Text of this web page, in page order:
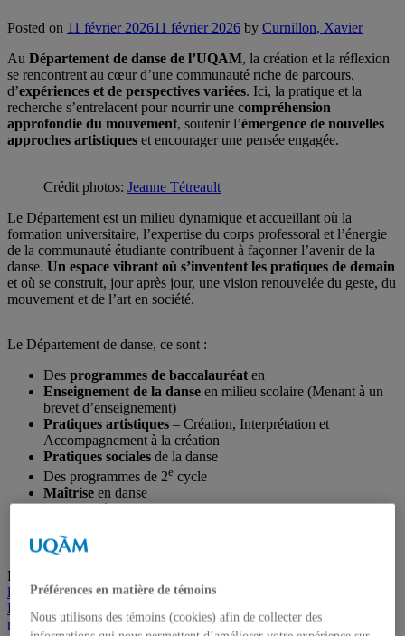
Posted on 11 février 202611 février 2026 by Curnillon, Xavier
Au Département de danse de l’UQAM, la création et la réflexion
se rencontrent au cœur d’une communauté riche de parcours,
d’expériences et de perspectives variées. Ici, la pratique et la
recherche s’entrelacent pour nourrir une compréhension
approfondie du mouvement, soutenir l’émergence de nouvelles
approches artistiques et encourager une pensée engagée.
Crédit photos: Jeanne Tétreault
Le Département est un milieu dynamique et accueillant où la
formation universitaire, l’expertise du corps professoral et l’énergie
de la communauté étudiante contribuent à façonner l’avenir de la
danse. Un espace vibrant où s’inventent les pratiques de demain
et où se construit, jour après jour, une vision renouvelée du geste, du
mouvement et de l’art en société.
Le Département de danse, ce sont :
Des programmes de baccalauréat en
Enseignement de la danse en milieu scolaire (Menant à un
brevet d’enseignement)
Pratiques artistiques – Création, Interprétation et
Accompagnement à la création
Pratiques sociales de la danse
Des programmes de 2e cycle
Maîtrise en danse
DESSen éducation somatique
Doctorat
Posted in
l’UQAM,DESS en éducation somatique
Pratiques des arts
, École de danse
Enseignement de la danse en
milieu scolaire,interprètes., Maîtrise en danse,Montréal
Préférences en matière de témoins
Nous utilisons des témoins (cookies) afin de collecter des